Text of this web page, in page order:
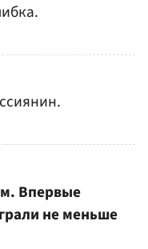
Впервые
не меньше